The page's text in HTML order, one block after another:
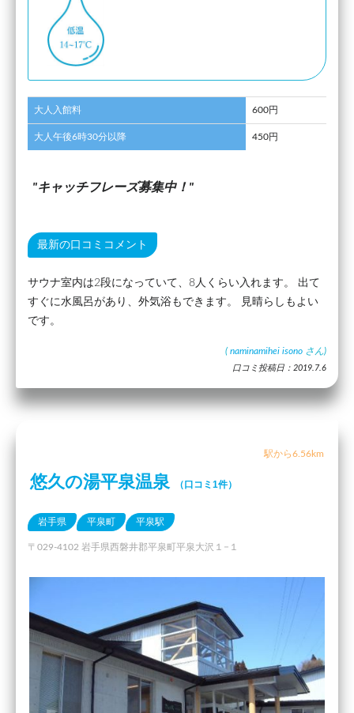
大人入館料 600円
大人午後6時30分以降 450円
キャッチフレーズ募集中！
最新の口コミコメント
サウナ室内は2段になっていて、8人くらい入れます。 出て
すぐに水風呂があり、外気浴もできます。 見晴らしもよい
です。
( naminamihei isono さん)
口コミ投稿日：2019.7.6
駅から6.56km
悠久の湯平泉温泉 （口コミ1件）
岩手県 平泉町 平泉駅
〒029-4102 岩手県西磐井郡平泉町平泉大沢１−１